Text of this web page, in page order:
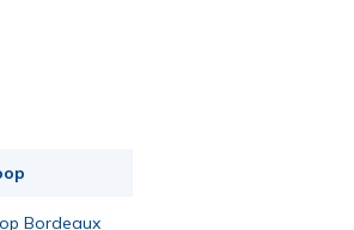
Bordeaux